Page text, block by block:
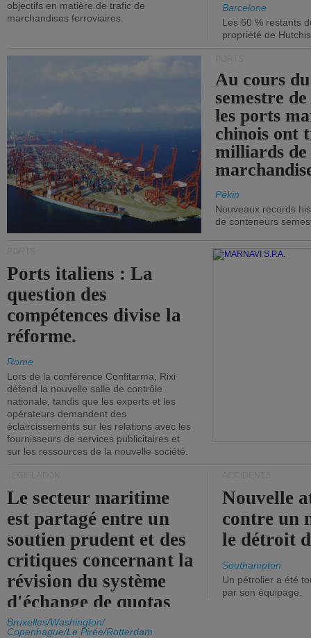
objectifs en matière de trafic de
marchandises ferroviaires.
Barcelone
Les 60 % restants
propriété de
Au cours
semestre
les ports
chinois ont
milliards de
Pékin
Nouveaux records
de conteneurs
Ports italiens : La
question des
compétences divise la
réforme.
Rome
Lors de la conférence Confitarma, Rixi
défend la nouvelle salle de contrôle
nationale, tandis que les experts et les
opérateurs demandent des
éclaircissements sur les relations avec les
fournisseurs de services publicitaires et
sur les ressources de la nouvelle société.
Le secteur maritime
est partagé entre un
soutien prudent et des
critiques concernant la
révision du système
d'échange de quotas
d'émission de l'UE.
Bruxelles/Washington/
Copenhague/Le Pirée/Rotterdam
Nouvelle
contre un
le détroit
Southampton
Un pétrolier a été
par son équipage.